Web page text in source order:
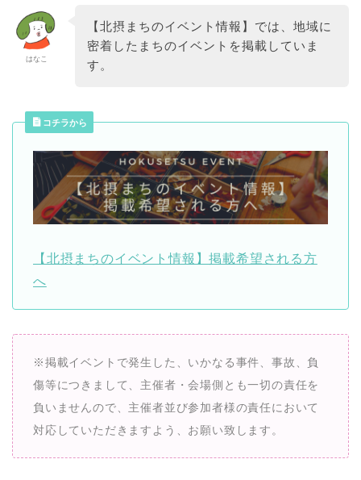
はなこ
【北摂まちのイベント情報】では、地域に
密着したまちのイベントを掲載していま
す。
コチラから
【北摂まちのイベント情報】掲載希望される方
へ
※掲載イベントで発生した、いかなる事件、事故、負
傷等につきまして、主催者・会場側とも一切の責任を
負いませんので、主催者並び参加者様の責任において
対応していただきますよう、お願い致します。